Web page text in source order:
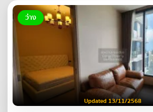
ว่าง
Updated 13/11/2568